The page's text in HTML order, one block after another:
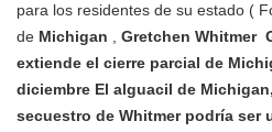
para los residentes de su estado (
de Michigan Gretchen Whitmer
extiende el cierre parcial de
diciembre El alguacil de
secuestro de Whitmer podría ser